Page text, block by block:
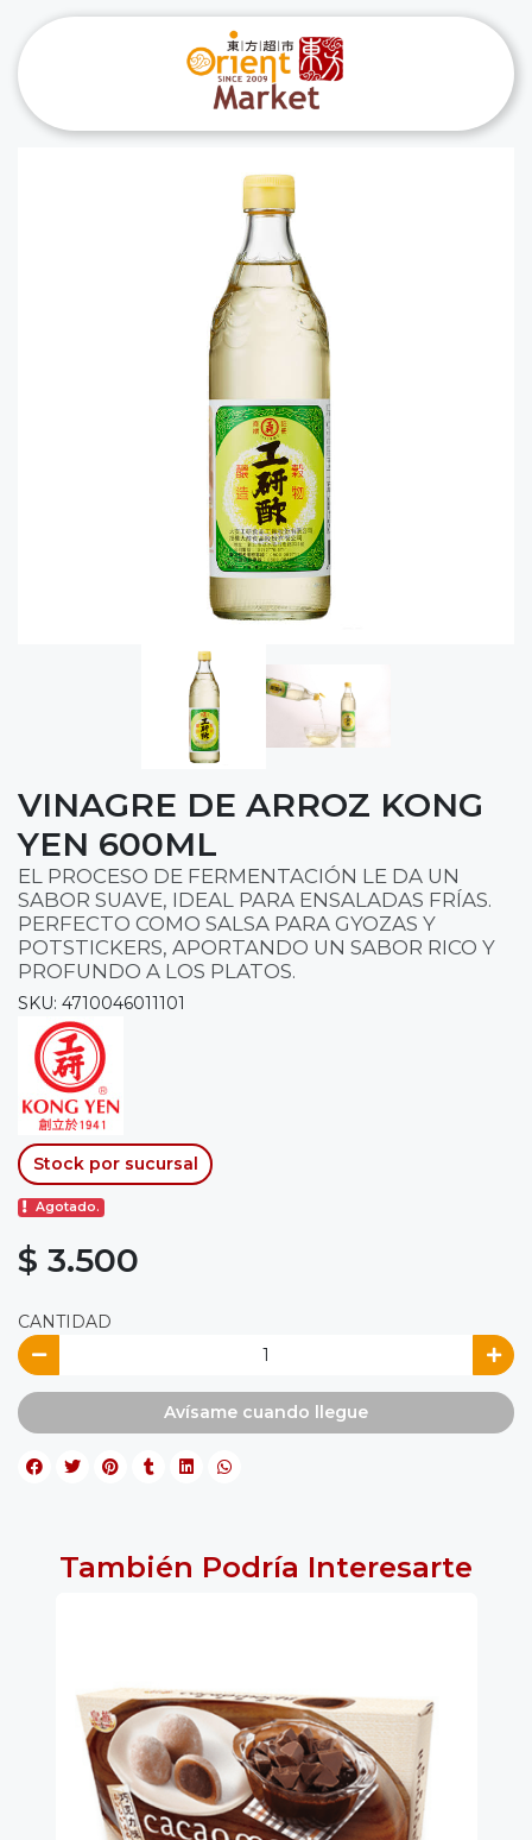
VINAGRE DE ARROZ KONG
YEN 600ML
EL PROCESO DE FERMENTACIÓN LE DA UN
SABOR SUAVE, IDEAL PARA ENSALADAS FRÍAS.
PERFECTO COMO SALSA PARA GYOZAS Y
POTSTICKERS, APORTANDO UN SABOR RICO Y
PROFUNDO A LOS PLATOS.
SKU: 4710046011101
Stock por sucursal
Agotado.
$ 3.500
CANTIDAD
Avísame cuando llegue
También Podría Interesarte